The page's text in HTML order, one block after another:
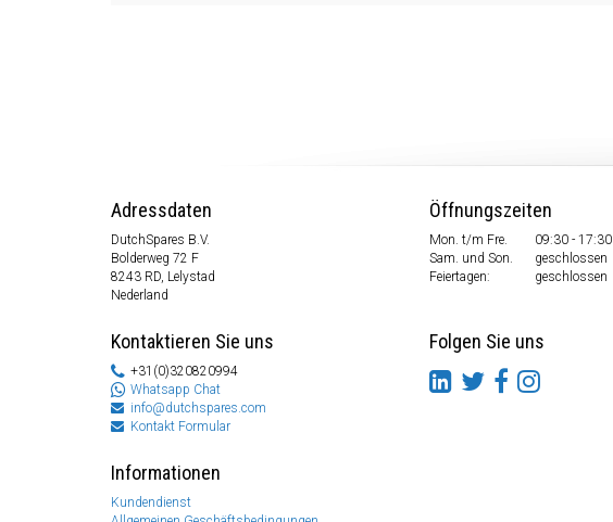
Adressdaten
DutchSpares B.V.
Bolderweg 72 F
8243 RD, Lelystad
Nederland
Kontaktieren Sie uns
+31(0)320820994
Whatsapp Chat
info@dutchspares.com
Kontakt Formular
Informationen
Kundendienst
Öffnungszeiten
Mon. t/m Fre.
09:30 - 17:30
Sam. und Son.
geschlossen
Feiertagen:
geschlossen
Folgen Sie uns